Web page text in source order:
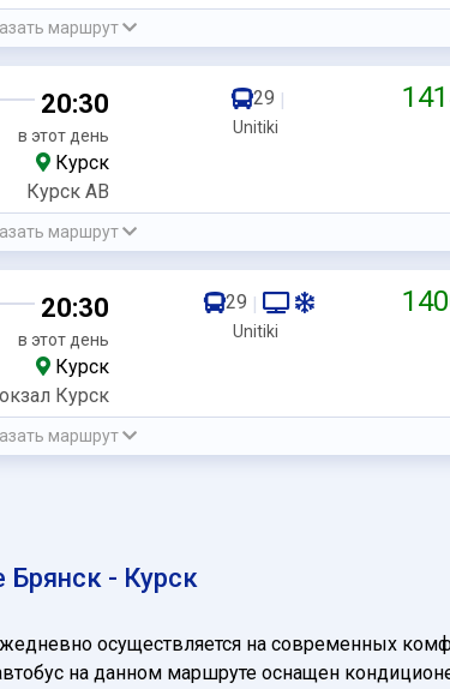
маршрут
20:30
в этот день
Курск
Курск АВ
29 |
Unitiki
маршрут
20:30
в этот день
Курск
Курск
29 |
Unitiki
маршрут
- Курск
осуществляется на современных
на данном маршруте оснащен